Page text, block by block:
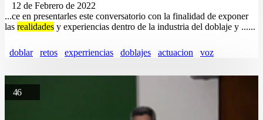
12 de Febrero de 2022
...ce en presentarles este conversatorio con la finalidad de exponer
las realidades y experiencias dentro de la industria del doblaje y ......
doblar retos experriencias doblajes actuacion voz
46